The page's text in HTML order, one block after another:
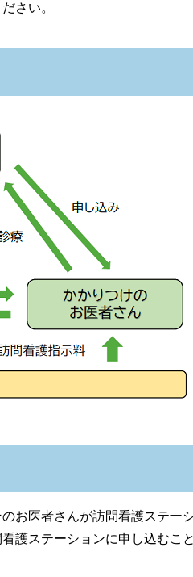
さい。
お医者さんが訪問看護ステー
護ステーションに申し込むこ